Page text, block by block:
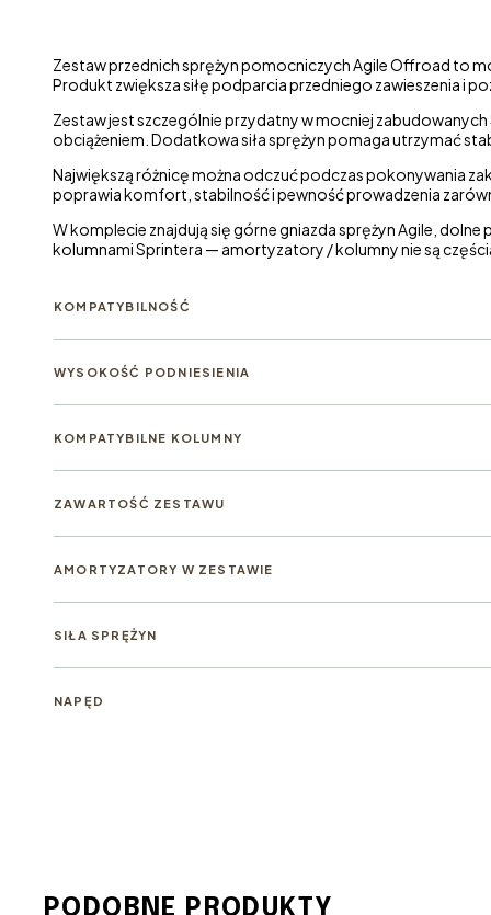
Zestaw przednich sprężyn pomocniczych Agile Offroad to
Produkt zwiększa siłę podparcia przedniego zawieszenia i
Zestaw jest szczególnie przydatny w mocniej
obciążeniem. Dodatkowa siła sprężyn pomaga utrzymać
Największą różnicę można odczuć podczas pokonywania
poprawia komfort, stabilność i pewność prowadzenia
W komplecie znajdują się górne gniazda sprężyn Agile,
kolumnami Sprintera — amortyzatory / kolumny nie są
KOMPATYBILNOŚĆ
WYSOKOŚĆ PODNIESIENIA
KOMPATYBILNE KOLUMNY
ZAWARTOŚĆ ZESTAWU
AMORTYZATORY W ZESTAWIE
SIŁA SPRĘŻYN
NAPĘD
PODOBNE PRODUKTY